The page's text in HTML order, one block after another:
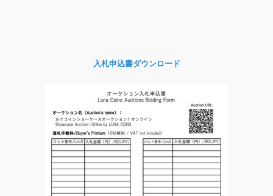
入札申込書ダウンロード